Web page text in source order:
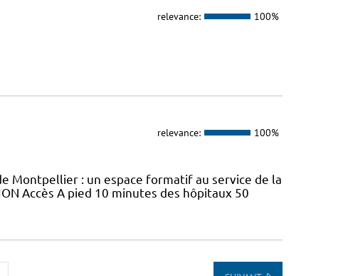
relevance: 100%
relevance: 100%
Montpellier : un espace formatif au service de la
Accès A pied 10 minutes des hôpitaux 50